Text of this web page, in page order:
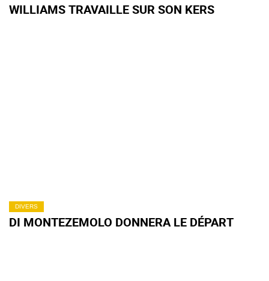
WILLIAMS TRAVAILLE SUR SON KERS
DIVERS
DI MONTEZEMOLO DONNERA LE DÉPART